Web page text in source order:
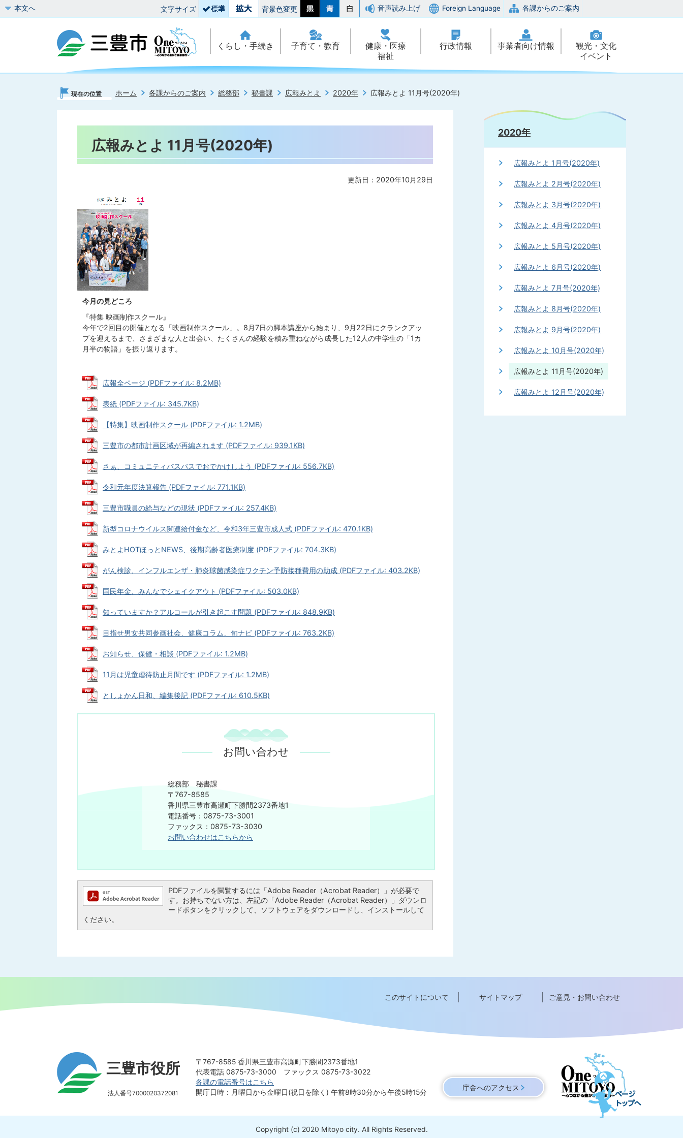
本文へ 文字サイズ 背景色変更 音声読み上げ Foreign Language 各課からのご案内
くらし・手続き 子育て・教育
健康・医療
福祉
行政情報 事業者向け情報
観光・文化
イベント
現在の位置 ホーム 各課からのご案内 総務部 秘書課 広報みとよ 2020年 広報みとよ 11月号(2020年)
広報みとよ 11月号(2020年)
更新日：2020年10月29日
今月の見どころ
『特集 映画制作スクール』
今年で2回目の開催となる「映画制作スクール」。8月7日の脚本講座から始まり、9月22日にクランクアッ
プを迎えるまで、さまざまな人と出会い、たくさんの経験を積み重ねながら成長した12人の中学生の「1カ
月半の物語」を振り返ります。
広報全ページ (PDFファイル: 8.2MB)
表紙 (PDFファイル: 345.7KB)
【特集】映画制作スクール (PDFファイル: 1.2MB)
三豊市の都市計画区域が再編されます (PDFファイル: 939.1KB)
さぁ、コミュニティバスバスでおでかけしよう (PDFファイル: 556.7KB)
令和元年度決算報告 (PDFファイル: 771.1KB)
三豊市職員の給与などの現状 (PDFファイル: 257.4KB)
新型コロナウイルス関連給付金など、令和3年三豊市成人式 (PDFファイル: 470.1KB)
みとよHOTほっとNEWS、後期高齢者医療制度 (PDFファイル: 704.3KB)
がん検診、インフルエンザ・肺炎球菌感染症ワクチン予防接種費用の助成 (PDFファイル: 403.2KB)
国民年金、みんなでシェイクアウト (PDFファイル: 503.0KB)
知っていますか？アルコールが引き起こす問題 (PDFファイル: 848.9KB)
目指せ男女共同参画社会、健康コラム、旬ナビ (PDFファイル: 763.2KB)
お知らせ、保健・相談 (PDFファイル: 1.2MB)
11月は児童虐待防止月間です (PDFファイル: 1.2MB)
としょかん日和、編集後記 (PDFファイル: 610.5KB)
お問い合わせ
総務部 秘書課
〒767-8585
香川県三豊市高瀬町下勝間2373番地1
電話番号：0875-73-3001
​​​​​​​ファックス：0875-73-3030
お問い合わせはこちらから
PDFファイルを閲覧するには「Adobe Reader（Acrobat Reader）」が必要で
す。お持ちでない方は、左記の「Adobe Reader（Acrobat Reader）」ダウンロ
ードボタンをクリックして、ソフトウェアをダウンロードし、インストールして
ください。
2020年
広報みとよ 1月号(2020年)
広報みとよ 2月号(2020年)
広報みとよ 3月号(2020年)
広報みとよ 4月号(2020年)
広報みとよ 5月号(2020年)
広報みとよ 6月号(2020年)
広報みとよ 7月号(2020年)
広報みとよ 8月号(2020年)
広報みとよ 9月号(2020年)
広報みとよ 10月号(2020年)
広報みとよ 11月号(2020年)
広報みとよ 12月号(2020年)
ペ
ー
ジ
このサイトについて サイトマップ ご意見・お問い合わせ
三豊市役所
法人番号7000020372081
〒767-8585 香川県三豊市高瀬町下勝間2373番地1
代表電話 0875-73-3000 ファックス 0875-73-3022
各課の電話番号はこちら
開庁日時：月曜日から金曜日(祝日を除く) 午前8時30分から午後5時15分
庁舎へのアクセス
Copyright (c) 2020 Mitoyo city. All Rights Reserved.